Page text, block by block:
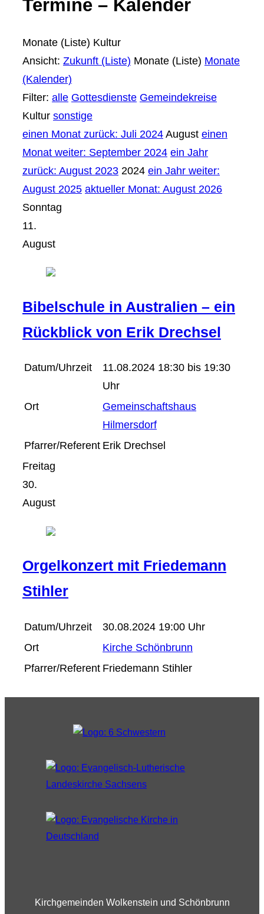
Termine – Kalender
Monate (Liste) Kultur
Ansicht: Zukunft (Liste) Monate (Liste) Monate
(Kalender)
Filter: alle Gottesdienste Gemeindekreise
Kultur sonstige
einen Monat zurück: Juli 2024August einen
Monat weiter: September 2024 ein Jahr
zurück: August 2023 2024 ein Jahr weiter:
August 2025 aktueller Monat: August 2026
Sonntag
11.
August
Bibelschule in Australien – ein
Rückblick von Erik Drechsel
Datum/Uhrzeit
11.08.2024 18:30 bis 19:30
Uhr
Ort
Gemeinschaftshaus
Hilmersdorf
Pfarrer/Referent Erik Drechsel
Freitag
30.
August
Orgelkonzert mit Friedemann
Stihler
Datum/Uhrzeit
30.08.2024 19:00 Uhr
Ort
Kirche Schönbrunn
Pfarrer/Referent Friedemann Stihler
Kirchgemeinden Wolkenstein und Schönbrunn